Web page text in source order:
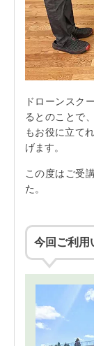
ドローンスク
るとのことで
もお役に立て
げます。
この度はご受
た。
今回ご利用